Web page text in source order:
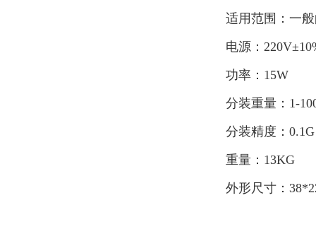
适用范围：一
电源：
功率：15W
分装重量：1-
分装精度：
重量：13KG
外形尺寸：